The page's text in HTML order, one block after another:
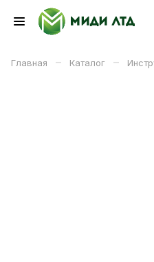
Главная – Каталог –